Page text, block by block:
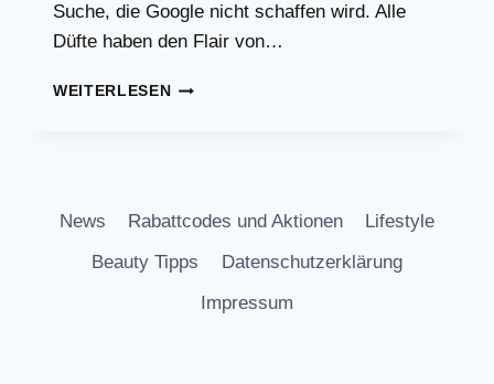
Suche, die Google nicht schaffen wird. Alle
Düfte haben den Flair von…
WEITERLESENKOKOSDÜFTE,
News Rabattcodes und Aktionen
Lifestyle
Beauty Tipps
Datenschutzerklärung
Impressum